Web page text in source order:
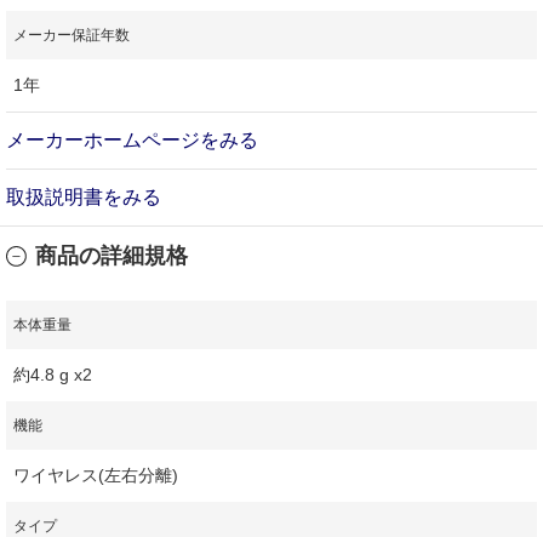
メーカー保証年数
1年
メーカーホームページをみる
取扱説明書をみる
商品の詳細規格
本体重量
約4.8 g x2
機能
ワイヤレス(左右分離)
タイプ